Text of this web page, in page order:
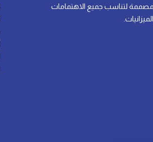
لتناسب جميع الاهتمامات